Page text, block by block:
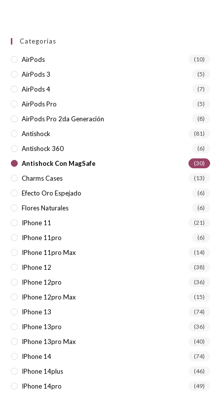
Categorias
AirPods (10)
AirPods 3 (5)
AirPods 4 (7)
AirPods Pro (5)
AirPods Pro 2da Generación (8)
Antishock (81)
Antishock 360 (6)
Antishock Con MagSafe (30)
Charms Cases (13)
Efecto Oro Espejado (6)
Flores Naturales (6)
IPhone 11 (21)
IPhone 11pro (6)
IPhone 11pro Max (14)
IPhone 12 (38)
IPhone 12pro (36)
IPhone 12pro Max (15)
IPhone 13 (74)
IPhone 13pro (36)
IPhone 13pro Max (40)
IPhone 14 (74)
IPhone 14plus (46)
IPhone 14pro (49)